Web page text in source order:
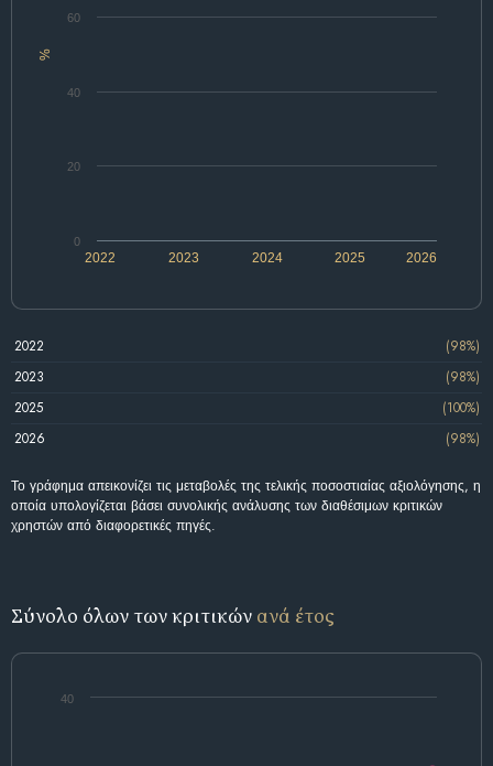
%
2022 2024 2026
2023 2025
0
20
40
60
2022
(98%)
2023
(98%)
2025
(100%)
2026
(98%)
Το γράφημα απεικονίζει τις μεταβολές της τελικής ποσοστιαίας αξιολόγησης, η
οποία υπολογίζεται βάσει συνολικής ανάλυσης των διαθέσιμων κριτικών
χρηστών από διαφορετικές πηγές.
Σύνολο όλων των κριτικών ανά έτος
40